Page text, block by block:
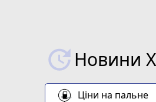
Новини
Ціни на пальне